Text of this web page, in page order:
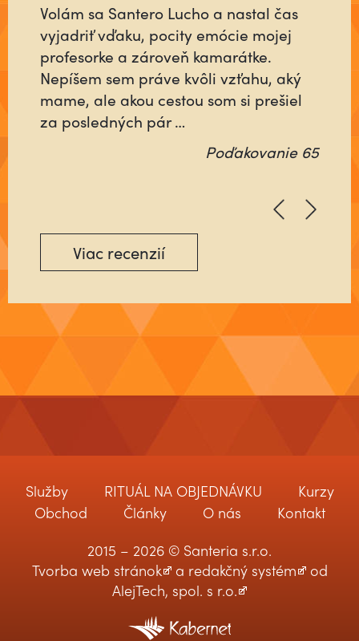
Volám sa Santero Lucho a nastal čas
vyjadriť vďaku, pocity emócie mojej
profesorke a zároveň kamarátke.
Nepíšem sem práve kvôli vzťahu, aký
mame, ale akou cestou som si prešiel
za posledných pár …
Poďakovanie 65
Už ste niekedy stretli človeka, ktorý sa
pre vás do niečoho vloží tak, ako keby
šlo o jeho najbližších alebo o neho
samého? Ktorý nebude rátať čas, ani
energiu minutú vo váš prospech, ale
pôjde na …
Poďakovanie 64
Viac recenzií
Služby RITUÁL NA OBJEDNÁVKU
Kurzy
Obchod
Články O nás
Kontakt
2015 – 2026 © Santeria s.r.o.
Tvorba web stránok a redakčný systém od
AlejTech, spol. s r.o.